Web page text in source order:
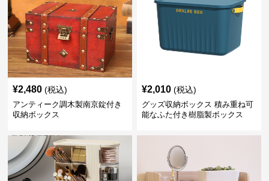
¥2,480 (税込)
アンティーク調木製南京錠付き
収納ボックス
¥2,010 (税込)
グッズ収納ボックス 積み重ね可
能なふた付き樹脂製ボックス